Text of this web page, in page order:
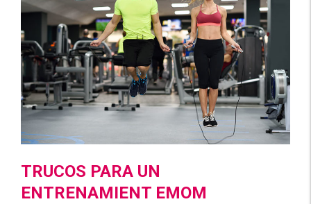
TRUCOS PARA UN
ENTRENAMIENT EMOM